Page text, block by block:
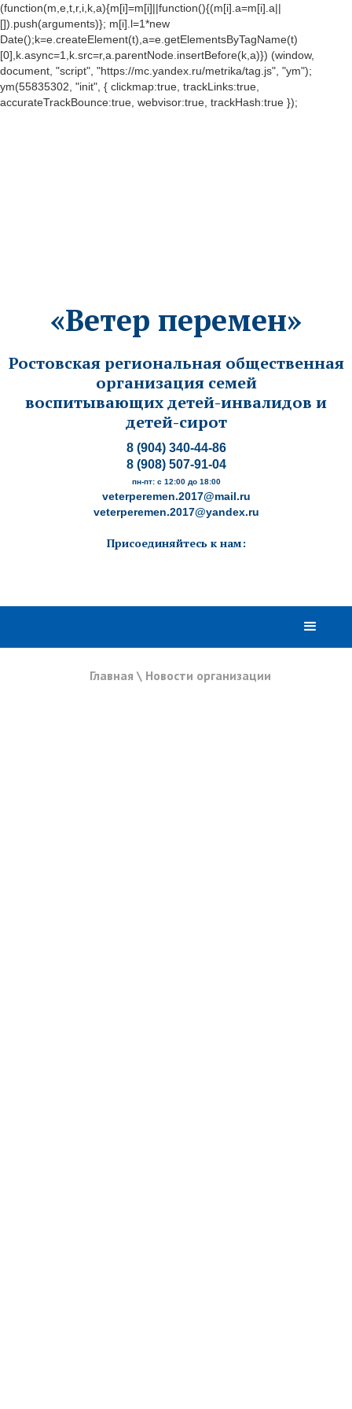
(function(m,e,t,r,i,k,a){m[i]=m[i]||function(){(m[i].a=m[i].a||
[]).push(arguments)}; m[i].l=1*new
Date();k=e.createElement(t),a=e.getElementsByTagName(t)
[0],k.async=1,k.src=r,a.parentNode.insertBefore(k,a)}) (window,
document, "script", "https://mc.yandex.ru/metrika/tag.js", "ym");
ym(55835302, "init", { clickmap:true, trackLinks:true,
accurateTrackBounce:true, webvisor:true, trackHash:true });
«Ветер перемен»
Ростовская региональная общественная
организация семей
воспитывающих детей-инвалидов и
детей-сирот
8 (904) 340-44-86
8 (908) 507-91-04
пн-пт: с 12:00 до 18:00
veterperemen.2017@mail.ru
veterperemen.2017@yandex.ru
Присоединяйтесь к нам:
Главная \ Новости организации